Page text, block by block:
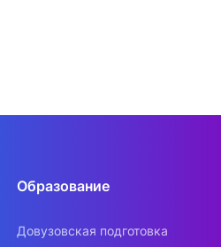
Образование
Довузовская подготовка